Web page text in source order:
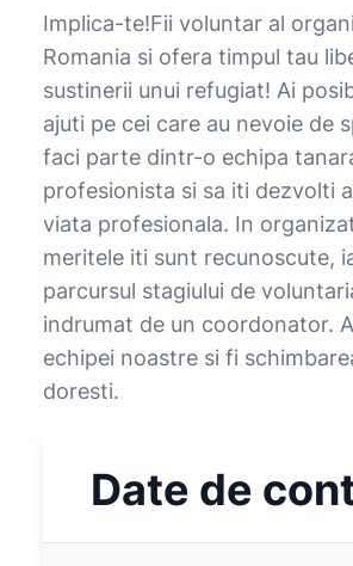
Implica-te!Fii voluntar al
Romania si ofera timpul tau
sustinerii unui refugiat! Ai
ajuti pe cei care au nevoie de
faci parte dintr-o echipa
profesionista si sa iti dezvolti
viata profesionala. In
meritele iti sunt recunoscute,
parcursul stagiului de
indrumat de un coordonator.
echipei noastre si fi
doresti.
Date de